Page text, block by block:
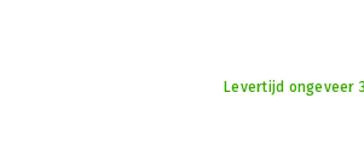
Levertijd ongeveer